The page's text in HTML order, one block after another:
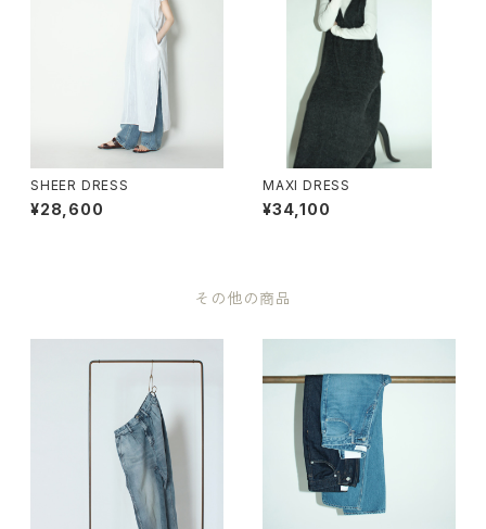
SHEER DRESS
¥28,600
MAXI DRESS
¥34,100
その他の商品